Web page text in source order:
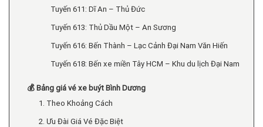
Tuyến 611: Dĩ An – Thủ Đức
Tuyến 613: Thủ Dầu Một – An Sương
Tuyến 616: Bến Thành – Lạc Cảnh Đại Nam Văn Hiến
Tuyến 618: Bến xe miền Tây HCM – Khu du lịch Đại Nam
💰 Bảng giá vé xe buýt Bình Dương
1. Theo Khoảng Cách
2. Ưu Đài Giá Vé Đặc Biệt